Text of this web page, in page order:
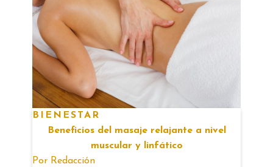
BIENESTAR
Beneficios del masaje relajante a nivel
muscular y linfático
Por Redacción